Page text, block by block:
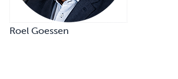
Roel Goessen